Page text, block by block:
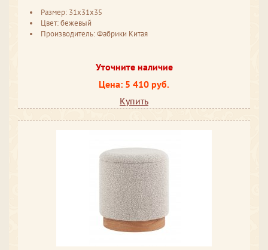
Размер: 31x31x35
Цвет: бежевый
Производитель: Фабрики Китая
Уточните наличие
Цена: 5 410 руб.
Купить